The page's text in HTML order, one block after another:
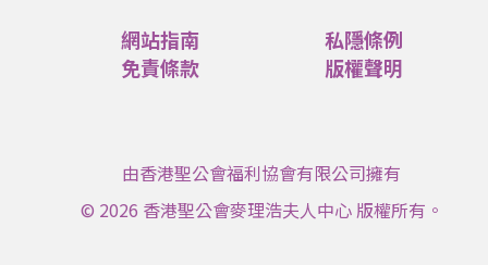
網站指南
私隱條例
免責條款
版權聲明
由香港聖公會福利協會有限公司擁有
© 2026 香港聖公會麥理浩夫人中心 版權所有。